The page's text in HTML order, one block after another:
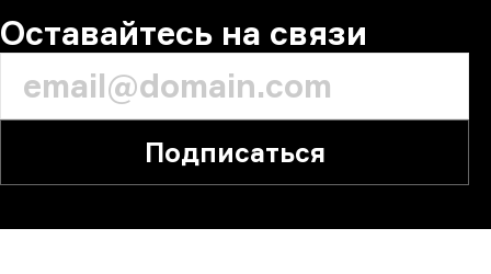
Оставайтесь на связи
Подписаться